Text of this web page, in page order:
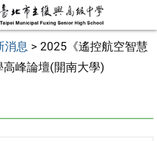
消息 > 2025《遙控航空智慧
峰論壇(開南大學)